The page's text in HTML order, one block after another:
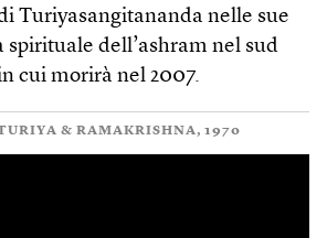
Turiyasangitananda nelle sue
dell’ashram nel sud
cui morirà nel 2007.
& RAMAKRISHNA, 1970